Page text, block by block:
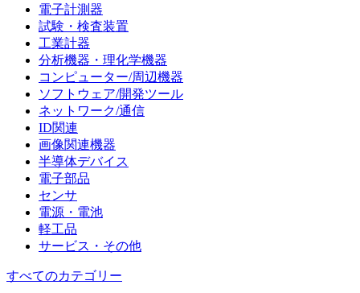
電子計測器
試験・検査装置
工業計器
分析機器・理化学機器
コンピューター/周辺機器
ソフトウェア/開発ツール
ネットワーク/通信
ID関連
画像関連機器
半導体デバイス
電子部品
センサ
電源・電池
軽工品
サービス・その他
すべてのカテゴリー